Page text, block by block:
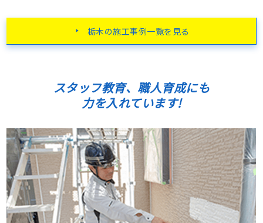
栃木の施工事例一覧を見る
スタッフ教育、職人育成にも
力を入れています!